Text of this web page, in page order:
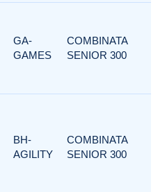
GA-
GAMES
COMBINATA
SENIOR 300
BH-
AGILITY
COMBINATA
SENIOR 300